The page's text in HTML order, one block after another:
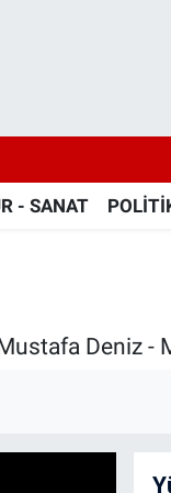
- SANAT
Deniz -